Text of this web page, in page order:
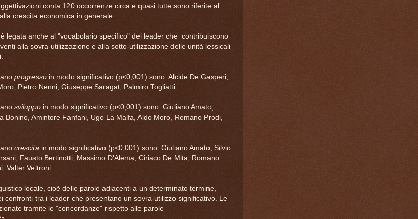
conta 120 occorrenze circa e quasi tutte sono riferite al
crescita economica in generale.
è legata anche al "vocabolario specifico" dei leader che contribuiscono
alla sovra-utilizzazione e alla sotto-utilizzazione delle unità lessicali
progressoin modo significativo (p<0,001) sono: Alcide De Gasperi,
Pietro Nenni, Giuseppe Saragat, Palmiro Togliatti.
sviluppoin modo significativo (p<0,001) sono: Giuliano Amato,
Bonino, Amintore Fanfani, Ugo La Malfa, Aldo Moro, Romano Prodi,
crescita in modo significativo (p<0,001) sono: Giuliano Amato, Silvio
Fausto Bertinotti, Massimo D'Alema, Ciriaco De Mita, Romano
Valter Veltroni.
locale, cioè delle parole adiacenti a un determinato termine,
confronti tra i leader che presentano un sovra-utilizzo significativo. Le
tramite le "concordanze" rispetto alle parole